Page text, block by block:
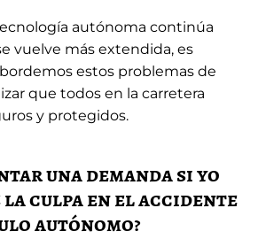
autónoma continúa
vuelve más extendida, es
estos problemas de
que todos en la carretera
y protegidos.
una demanda si yo
culpa en el accidente
autónomo?